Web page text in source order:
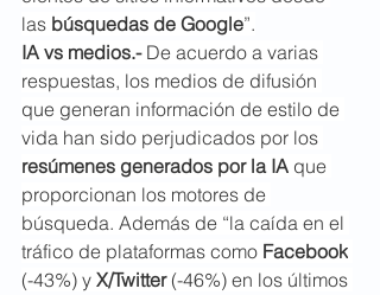
las búsquedas de Google”.
IA vs medios.- De acuerdo a varias
respuestas, los medios de difusión
que generan información de estilo de
vida han sido perjudicados por los
resúmenes generados por la IA que
proporcionan los motores de
búsqueda. Además de “la caída en el
tráfico de plataformas como Facebook
(-43%) y X/Twitter (-46%) en los últimos